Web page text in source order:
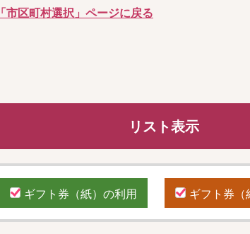
「市区町村選択」ページに戻る
リスト表示
ギフト券（紙）の利用 ギフト券（